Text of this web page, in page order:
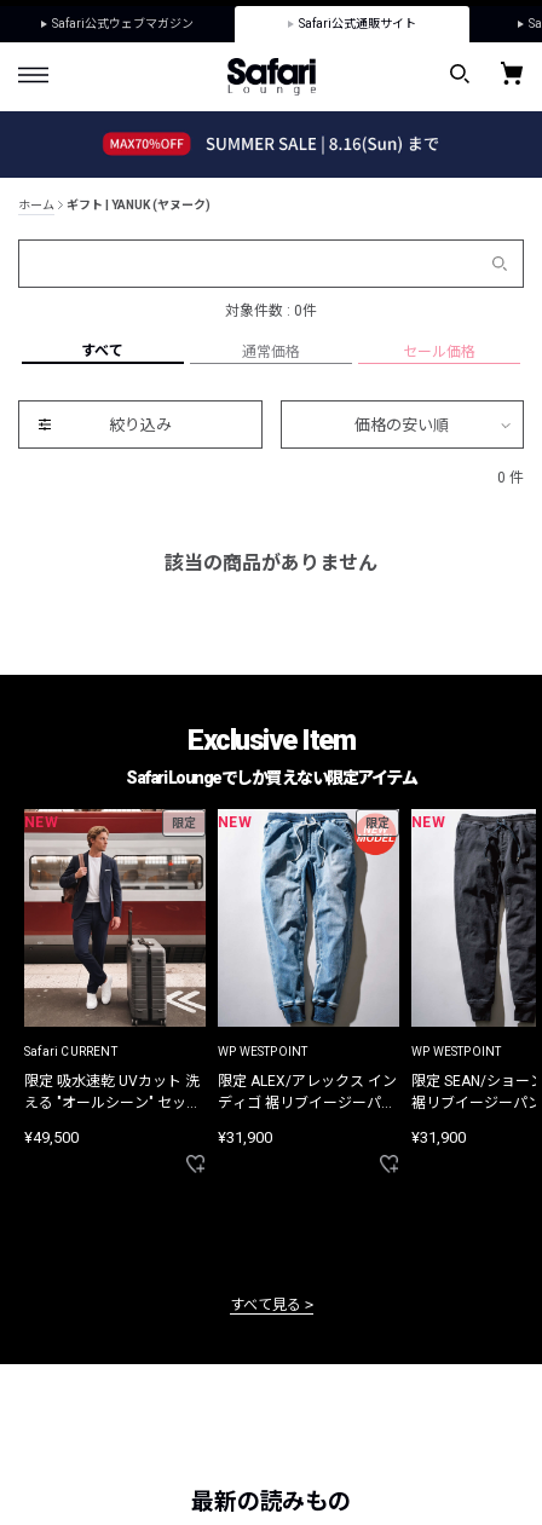
Safari公式ウェブマガジン Safari公式通販サイト
ホーム ギフト | YANUK (ヤヌーク)
対象件数 : 0件
すべて 通常価格 セール価格
絞り込み 価格の安い順
0 件
該当の商品がありません
Exclusive Item
Safari Loungeでしか買えない限定アイテム
NEW 限定
Safari CURRENT
限定 吸水速乾 UVカット 洗
える "オールシーン" セット
¥49,500
NEW 限定
WP WESTPOINT
限定 ALEX/アレックス イン
ディゴ 裾リブイージーパン
¥31,900
NEW
WP WESTPOINT
限定 SEAN/ショー
裾リブイージーパ
¥31,900
すべて見る
最新の読みもの